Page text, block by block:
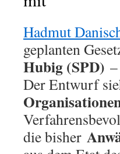
Hadmut
geplanten
Hubig (SPD)
Der Entwurf
die bisher